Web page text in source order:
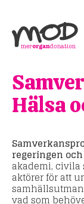
Hälsa
regeringen
akademi,
aktörer för att
vad som